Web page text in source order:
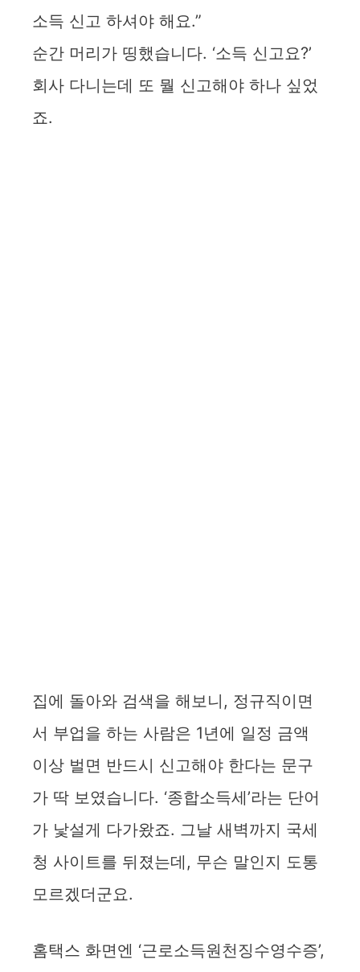
소득 신고 하셔야 해요.”
순간 머리가 띵했습니다. ‘소득 신고요?’
회사 다니는데 또 뭘 신고해야 하나 싶었
죠.
집에 돌아와 검색을 해보니, 정규직이면
서 부업을 하는 사람은 1년에 일정 금액
이상 벌면 반드시 신고해야 한다는 문구
가 딱 보였습니다. ‘종합소득세’라는 단어
가 낯설게 다가왔죠. 그날 새벽까지 국세
청 사이트를 뒤졌는데, 무슨 말인지 도통
모르겠더군요.
홈택스 화면엔 ‘근로소득원천징수영수증’,